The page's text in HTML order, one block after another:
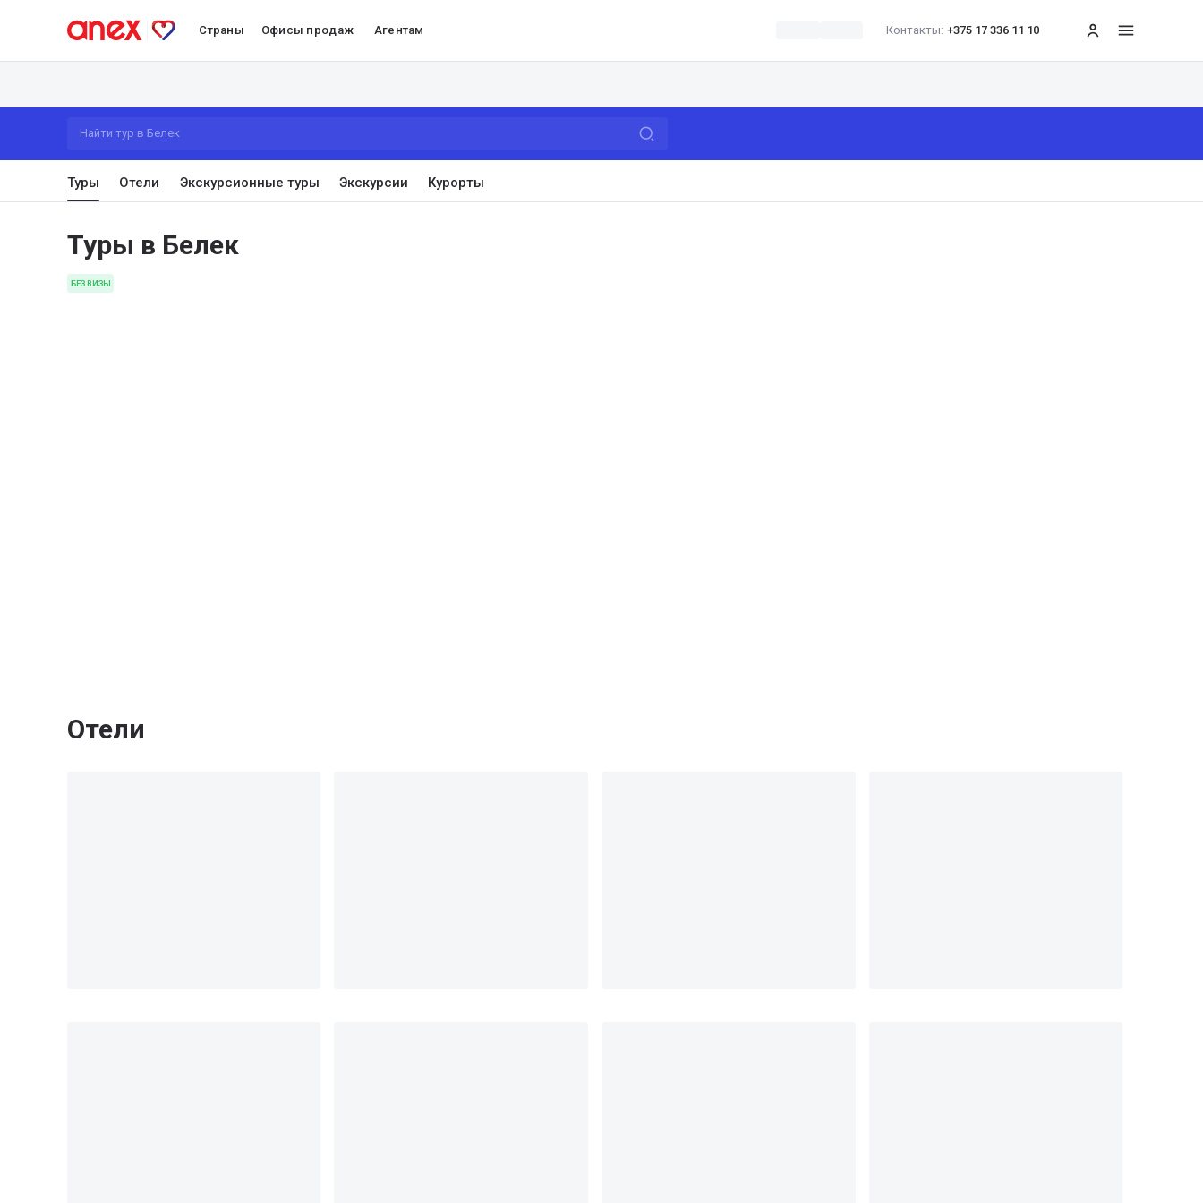
Страны Офисы продаж Агентам Контакты: +375 17 336 11 10 меню
Найти тур в Белек
Туры Отели Экскурсионные туры Экскурсии Курорты
Туры в Белек
БЕЗ ВИЗЫ
Отели